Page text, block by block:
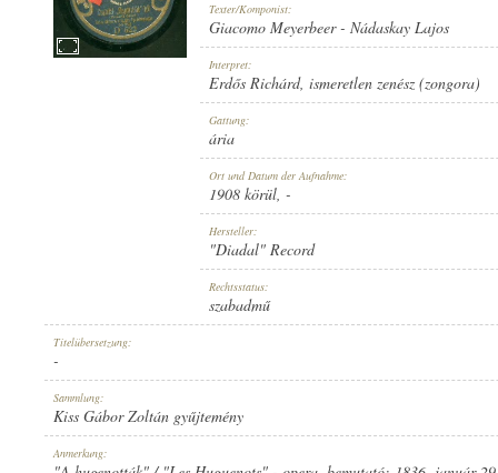
1908 KÖRÜL
"DIADAL" RECORD
D 622 [2]
Texter/Komponist:
Giacomo Meyerbeer- Nádaskay Lajos
Interpret:
Erdős Richárd, ismeretlen zenész (zongora)
Gattung:
ária
Ort und Datum der Aufnahme:
1908 körül, -
Hersteller:
"Diadal" Record
Rechtsstatus:
szabadmű
Titelübersetzung:
-
Sammlung:
Kiss Gábor Zoltán gyűjtemény
Anmerkung: